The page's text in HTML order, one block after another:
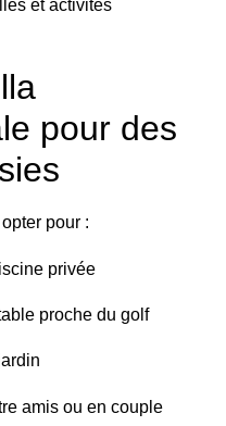
et activités
pour des
pour :
privée
proche du golf
amis ou en couple